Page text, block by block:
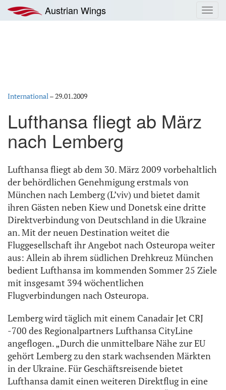
Inhalt
springen
Austrian Wings
International–29.01.2009
Lufthansa fliegt ab März
nach Lemberg
Lufthansa fliegt ab dem 30. März 2009 vorbehaltlich
der behördlichen Genehmigung erstmals von
München nach Lemberg (L’viv) und bietet damit
ihren Gästen neben Kiew und Donetsk eine dritte
Direktverbindung von Deutschland in die Ukraine
an. Mit der neuen Destination weitet die
Fluggesellschaft ihr Angebot nach Osteuropa weiter
aus: Allein ab ihrem südlichen Drehkreuz München
bedient Lufthansa im kommenden Sommer 25 Ziele
mit insgesamt 394 wöchentlichen
Flugverbindungen nach Osteuropa.
Lemberg wird täglich mit einem Canadair Jet CRJ
-700 des Regionalpartners Lufthansa CityLine
angeflogen. „Durch die unmittelbare Nähe zur EU
gehört Lemberg zu den stark wachsenden Märkten
in der Ukraine. Für Geschäftsreisende bietet
Lufthansa damit einen weiteren Direktflug in eine